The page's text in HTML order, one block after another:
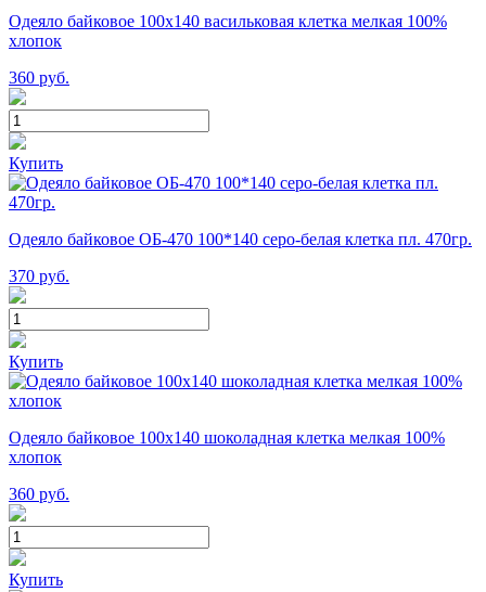
Одеяло байковое 100х140 васильковая клетка мелкая 100%
хлопок
360 руб.
Купить
Одеяло байковое ОБ-470 100*140 серо-белая клетка пл. 470гр.
370 руб.
Купить
Одеяло байковое 100х140 шоколадная клетка мелкая 100%
хлопок
360 руб.
Купить